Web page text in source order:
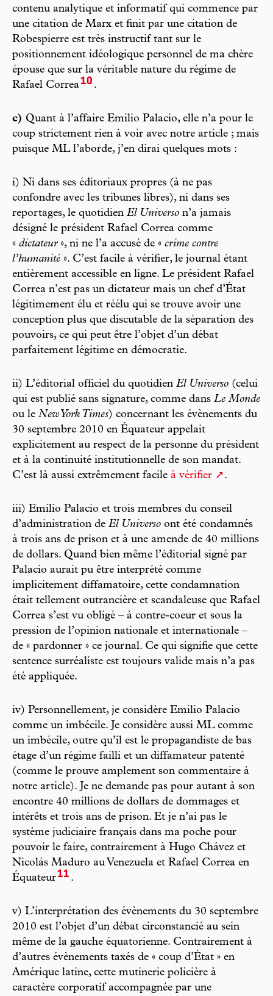
contenu analytique et informatif qui commence par
une citation de Marx et finit par une citation de
Robespierre est très instructif tant sur le
positionnement idéologique personnel de ma chère
épouse que sur la véritable nature du régime de
Rafael Correa10 .
c) Quant à l’affaire Emilio Palacio, elle n’a pour le
coup strictement rien à voir avec notre article ; mais
puisque ML l’aborde, j’en dirai quelques mots :
i) Ni dans ses éditoriaux propres (à ne pas
confondre avec les tribunes libres), ni dans ses
reportages, le quotidien El Universo n’a jamais
désigné le président Rafael Correa comme
« dictateur», ni ne l’a accusé de « crime contre
l’humanité ». C’est facile à vérifier, le journal étant
entièrement accessible en ligne. Le président Rafael
Correa n’est pas un dictateur mais un chef d’État
légitimement élu et réélu qui se trouve avoir une
conception plus que discutable de la séparation des
pouvoirs, ce qui peut être l’objet d’un débat
parfaitement légitime en démocratie.
ii) L’éditorial officiel du quotidien El Universo (celui
qui est publié sans signature, comme dans Le Monde
ou le New York Times) concernant les évènements du
30 septembre 2010 en Équateur appelait
explicitement au respect de la personne du président
et à la continuité institutionnelle de son mandat.
C’est là aussi extrêmement facile à vérifier .
iii) Emilio Palacio et trois membres du conseil
d’administration de El Universo ont été condamnés
à trois ans de prison et à une amende de 40 millions
de dollars. Quand bien même l’éditorial signé par
Palacio aurait pu être interprété comme
implicitement diffamatoire, cette condamnation
était tellement outrancière et scandaleuse que Rafael
Correa s’est vu obligé – à contre-coeur et sous la
pression de l’opinion nationale et internationale –
de « pardonner » ce journal. Ce qui signifie que cette
sentence surréaliste est toujours valide mais n’a pas
été appliquée.
iv) Personnellement, je considère Emilio Palacio
comme un imbécile. Je considère aussi ML comme
un imbécile, outre qu’il est le propagandiste de bas
étage d’un régime failli et un diffamateur patenté
(comme le prouve amplement son commentaire à
notre article). Je ne demande pas pour autant à son
encontre 40 millions de dollars de dommages et
intérêts et trois ans de prison. Et je n’ai pas le
système judiciaire français dans ma poche pour
pouvoir le faire, contrairement à Hugo Chávez et
Nicolás Maduro au Venezuela et Rafael Correa en
Équateur11 .
v) L’interprétation des évènements du 30 septembre
2010 est l’objet d’un débat circonstancié au sein
même de la gauche équatorienne. Contrairement à
d’autres évènements taxés de « coup d’État » en
Amérique latine, cette mutinerie policière à
caractère corporatif accompagnée par une